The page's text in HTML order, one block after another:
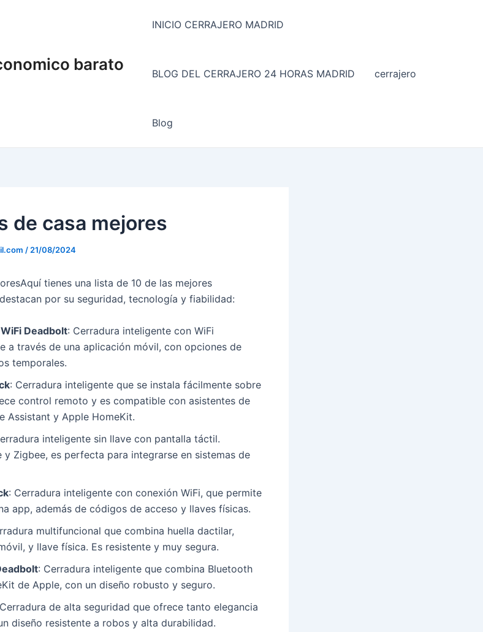
barato
INICIO CERRAJERO MADRID
BLOG DEL CERRAJERO 24 HORAS MADRID cerrajero
Blog
de casa mejores
/ 21/08/2024
tienes una lista de 10 de las mejores
por su seguridad, tecnología y fiabilidad:
Deadbolt: Cerradura inteligente con WiFi
a través de una aplicación móvil, con opciones de
temporales.
: Cerradura inteligente que se instala fácilmente sobre
control remoto y es compatible con asistentes de
Assistant y Apple HomeKit.
inteligente sin llave con pantalla táctil.
y Zigbee, es perfecta para integrarse en sistemas de
: Cerradura inteligente con conexión WiFi, que permite
app, además de códigos de acceso y llaves físicas.
multifuncional que combina huella dactilar,
y llave física. Es resistente y muy segura.
: Cerradura inteligente que combina Bluetooth
de Apple, con un diseño robusto y seguro.
de alta seguridad que ofrece tanto elegancia
diseño resistente a robos y alta durabilidad.